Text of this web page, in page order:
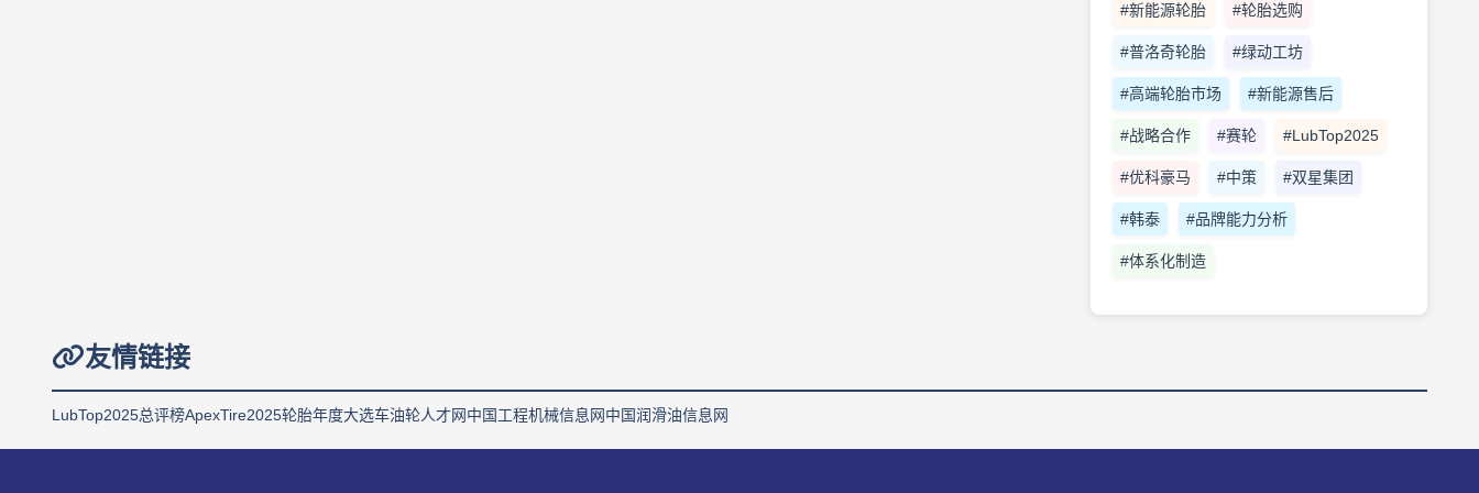
#新能源轮胎 #轮胎选购
#普洛奇轮胎 #绿动工坊
#高端轮胎市场 #新能源售后
#战略合作 #赛轮 #LubTop2025
#优科豪马 #中策 #双星集团
#韩泰 #品牌能力分析
#体系化制造
友情链接
LubTop2025总评榜ApexTire2025轮胎年度大选车油轮人才网中国工程机械信息网中国润滑油信息网